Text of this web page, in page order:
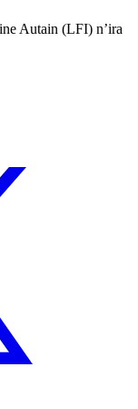
Autain (LFI) n’ira